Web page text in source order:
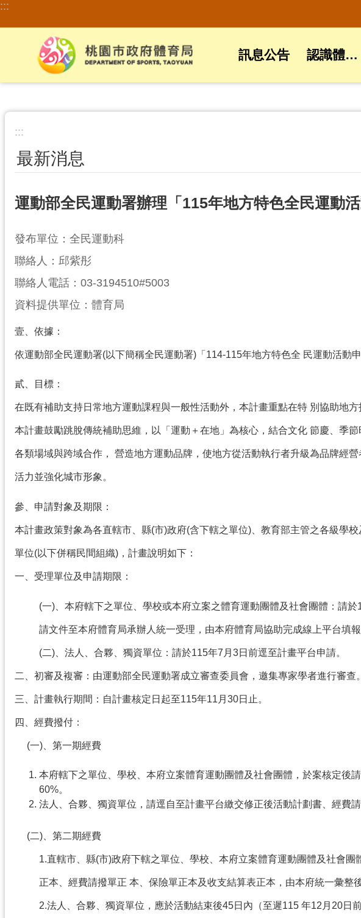
跳到主要內容區塊
:::
訊息公告 認識體育局
:::
最新消息
運動部全民運動署辦理「115年地方特色全民運動活
發布單位：全民運動科
聯絡人：邱紫彤
聯絡人電話：03-3194510#5003
資料提供單位：體育局
壹、依據：
依運動部全民運動署(以下簡稱全民運動署)「114-115年地方特色全 民運動活動
貳、目標：
在既有補助支持日常地方運動課程與一般性活動外，本計畫重點在特 別協助地
本計畫鼓勵跳脫傳統補助思維，以「運動＋在地」為核心，結合文化 節慶、季
各類場域與跨域合作， 營造地方運動品牌，使地方從活動執行者升級為品牌經
活力並強化城市形象。
參、申請對象及期限：
本計畫政策對象為各直轄市、縣(市)政府(含下轄之單位)、教育部主管之各級學
單位(以下併稱民間組織)，計畫說明如下：
一、受理單位及申請期限：
(一)、本府轄下之單位、學校或本府立案之體育運動團體及社會團體：請
請文件至本府體育局承辦人統一受理，由本府體育局協助完成線上平台填報
(二)、法人、合夥、獨資單位：請於115年7月3日前逕至計畫平台申請。
二、初審及複審：由運動部全民運動署成立審查委員會，邀集專家學者進行審查。
三、計畫執行期間：自計畫核定日起至115年11月30日止。
四、經費撥付：
(一)、第一期經費
本府轄下之單位、學校、本府立案體育運動團體及社會團體，於案核定後
60%。
法人、合夥、獨資單位，請逕自至計畫平台繳交修正後活動計劃書、經費
(二)、第二期經費
1.直轄市、縣(市)政府下轄之單位、學校、本府立案體育運動團體及社會
正本、經費請撥單正 本、保險單正本及收支結算表正本，由本府統一彙整
2.法人、合夥、獨資單位，應於活動結束後45日內（至遲115 年12月20